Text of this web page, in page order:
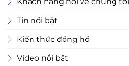
Tin nổi bật
Kiến thức đồng hồ
Video nổi bật